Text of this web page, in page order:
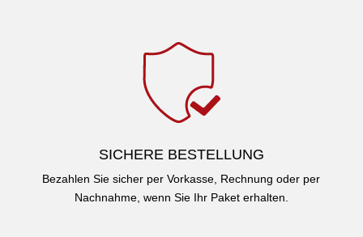
SICHERE BESTELLUNG
Bezahlen Sie sicher per Vorkasse, Rechnung oder per
Nachnahme, wenn Sie Ihr Paket erhalten.